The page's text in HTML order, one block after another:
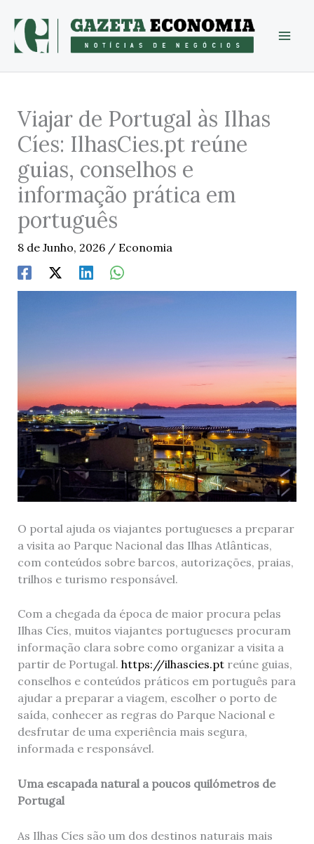
content
Viajar de Portugal às Ilhas
Cíes: IlhasCies.pt reúne
guias, conselhos e
informação prática em
português
8 de Junho, 2026 / Economia
O portal ajuda os viajantes portugueses a preparar
a visita ao Parque Nacional das Ilhas Atlânticas,
com conteúdos sobre barcos, autorizações, praias,
trilhos e turismo responsável.
Com a chegada da época de maior procura pelas
Ilhas Cíes, muitos viajantes portugueses procuram
informação clara sobre como organizar a visita a
partir de Portugal. https://ilhascies.ptreúne guias,
conselhos e conteúdos práticos em português para
ajudar a preparar a viagem, escolher o porto de
saída, conhecer as regras do Parque Nacional e
desfrutar de uma experiência mais segura,
informada e responsável.
Uma escapada natural a poucos quilómetros de
Portugal
As Ilhas Cíes são um dos destinos naturais mais